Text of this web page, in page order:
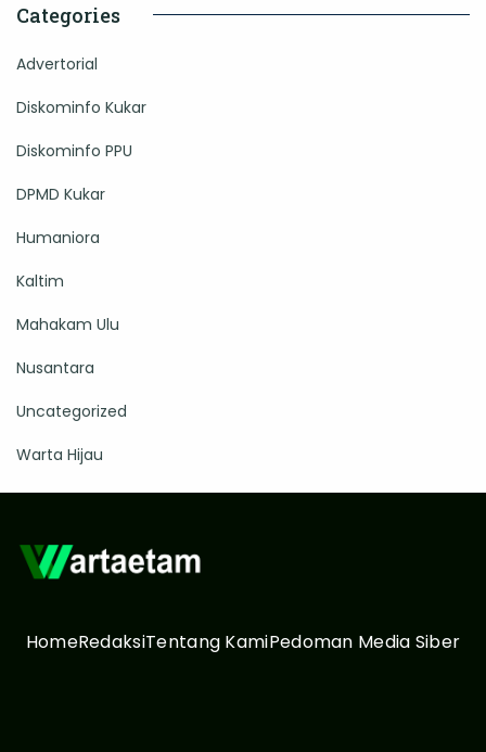
Categories
Advertorial
Diskominfo Kukar
Diskominfo PPU
DPMD Kukar
Humaniora
Kaltim
Mahakam Ulu
Nusantara
Uncategorized
Warta Hijau
HomeRedaksiTentang KamiPedoman Media Siber